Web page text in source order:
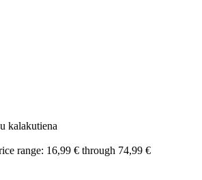
kalakutiena
range: 16,99 € through 74,99 €